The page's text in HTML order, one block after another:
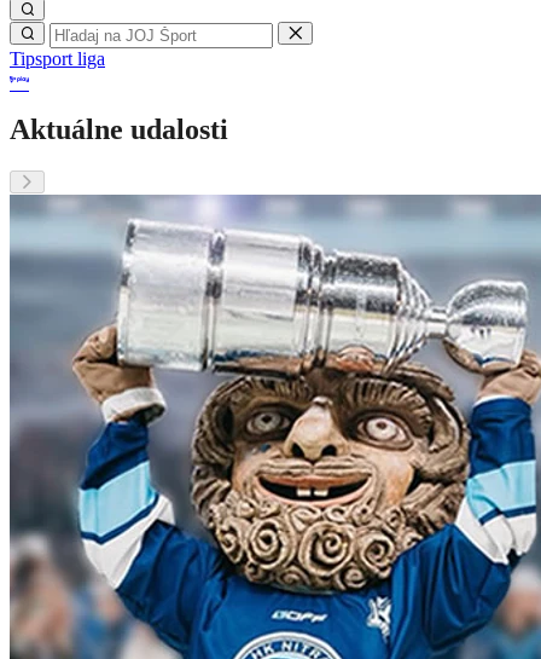
Tipsport liga
Aktuálne udalosti